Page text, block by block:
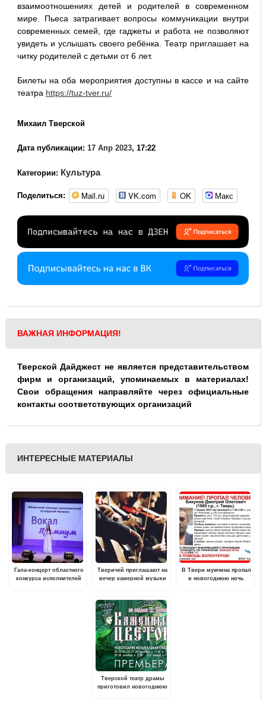
взаимоотношениях детей и родителей в современном
мире. Пьеса затрагивает вопросы коммуникации внутри
современных семей, где гаджеты и работа не позволяют
увидеть и услышать своего ребёнка. Театр приглашает на
читку родителей с детьми от 6 лет.
Билеты на оба мероприятия доступны в кассе и на сайте
театра https://tuz-tver.ru/
Михаил Тверской
Дата публикации: 17 Апр 2023, 17:22
Категории: Культура
Поделиться: Mail.ru VK.com OK Макс
ВАЖНАЯ ИНФОРМАЦИЯ!
Тверской Дайджест не является представительством
фирм и организаций, упоминаемых в материалах!
Свои обращения направляйте через официальные
контакты соответствующих организаций
ИНТЕРЕСНЫЕ МАТЕРИАЛЫ
Гала-концерт областного
конкурса исполнителей
Тверичей приглашают на
вечер камерной музыки
В Твери мужчина пропал
в новогоднюю ночь
Тверской театр драмы
приготовил новогоднюю